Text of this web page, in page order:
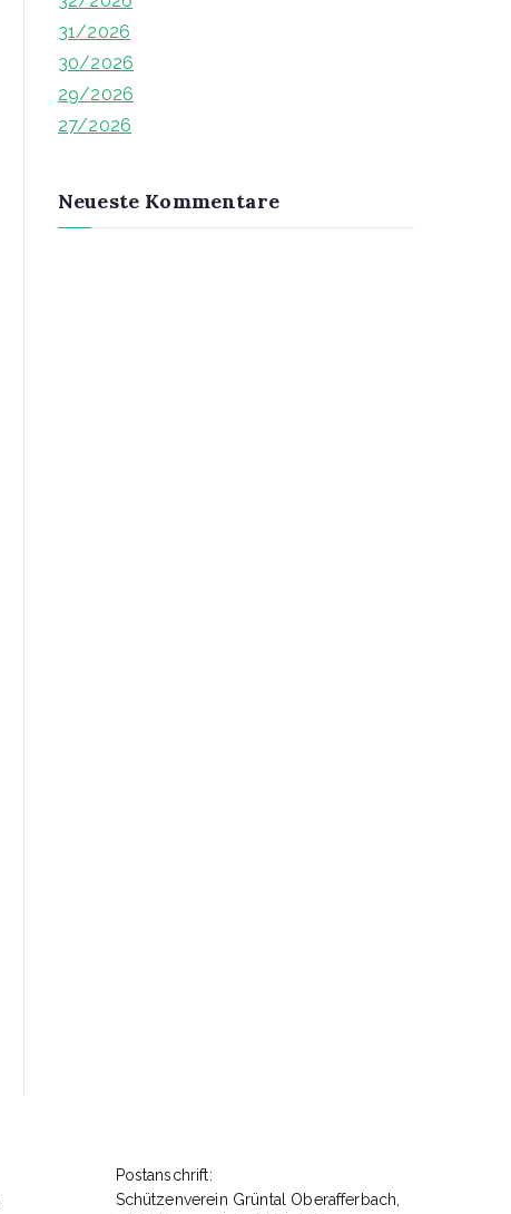
31/2026
30/2026
29/2026
27/2026
Neueste Kommentare
Postanschrift:
Schützenverein Grüntal Oberafferbach,